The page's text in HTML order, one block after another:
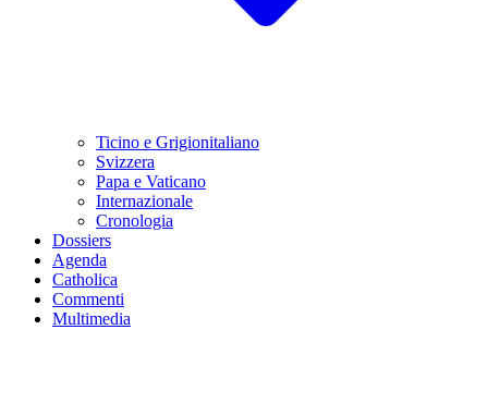
Ticino e Grigionitaliano
Svizzera
Papa e Vaticano
Internazionale
Cronologia
Dossiers
Agenda
Catholica
Commenti
Multimedia